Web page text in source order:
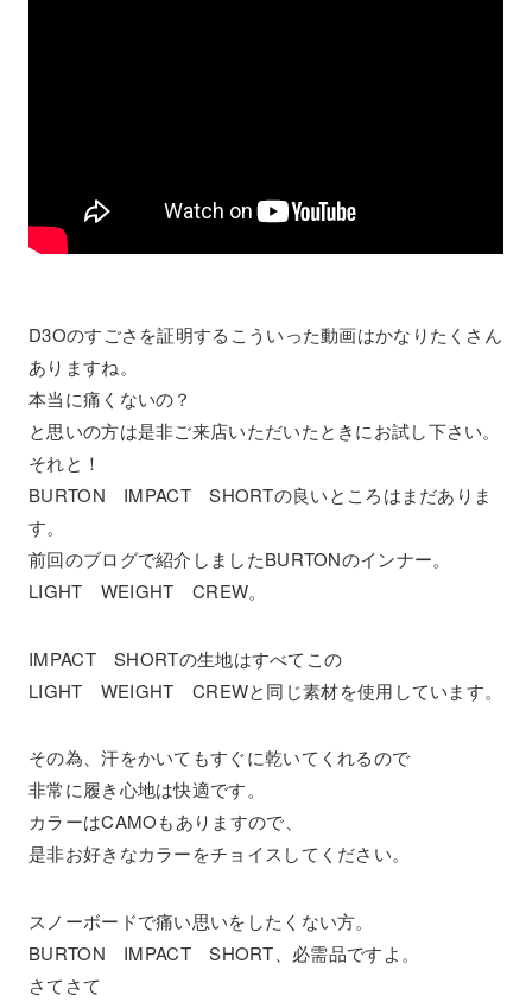
D3Oのすごさを証明するこういった動画はかなりたくさん
ありますね。
本当に痛くないの？
と思いの方は是非ご来店いただいたときにお試し下さい。
それと！
BURTON IMPACT SHORTの良いところはまだありま
す。
前回のブログで紹介しましたBURTONのインナー。
LIGHT WEIGHT CREW。
IMPACT SHORTの生地はすべてこの
LIGHT WEIGHT CREWと同じ素材を使用しています。
その為、汗をかいてもすぐに乾いてくれるので
非常に履き心地は快適です。
カラーはCAMOもありますので、
是非お好きなカラーをチョイスしてください。
スノーボードで痛い思いをしたくない方。
BURTON IMPACT SHORT、必需品ですよ。
さてさて